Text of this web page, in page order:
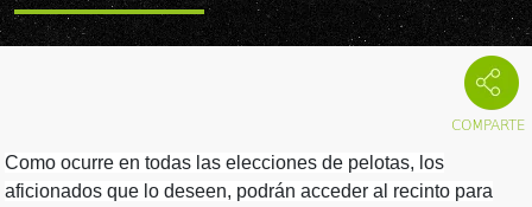
Como ocurre en todas las elecciones de pelotas, los
aficionados que lo deseen, podrán acceder al recinto para